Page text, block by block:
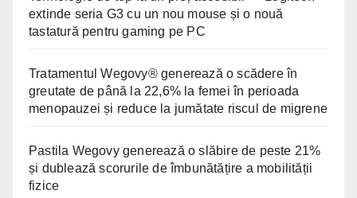
extinde seria G3 cu un nou mouse și o nouă
tastatură pentru gaming pe PC
Tratamentul Wegovy® generează o scădere în
greutate de până la 22,6% la femei în perioada
menopauzei și reduce la jumătate riscul de migrene
Pastila Wegovy generează o slăbire de peste 21%
și dublează scorurile de îmbunătățire a mobilității
fizice